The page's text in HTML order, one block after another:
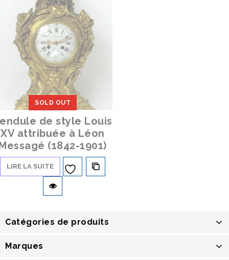
SOLD OUT
de style Louis
XV attribuée à Léon
(1842-1901)
LIRE LA SUITE
Catégories de produits
Marques